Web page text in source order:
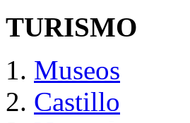
TURISMO
Museos
Castillo